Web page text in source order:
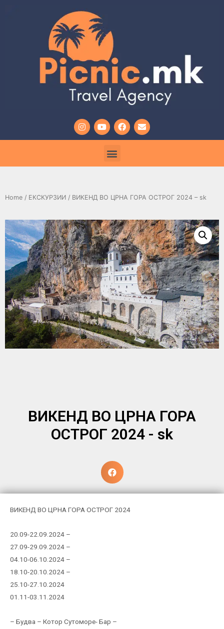
Home / ЕКСКУРЗИИ / ВИКЕНД ВО ЦРНА ГОРА OСТРОГ 2024 – sk
ВИКЕНД ВО ЦРНА ГОРА
OСТРОГ 2024 - sk
ВИКЕНД ВО ЦРНА ГОРА OСТРОГ 2024
20.09-22.09.2024 –
27.09-29.09.2024 –
04.10-06.10.2024 –
18.10-20.10.2024 –
25.10-27.10.2024
01.11-03.11.2024
– Будва – Котор Сутоморе- Бар –